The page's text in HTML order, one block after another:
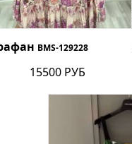
BMS-129228
15500 РУБ